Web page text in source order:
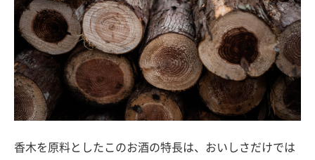
香木を原料としたこのお酒の特長は、おいしさだけでは